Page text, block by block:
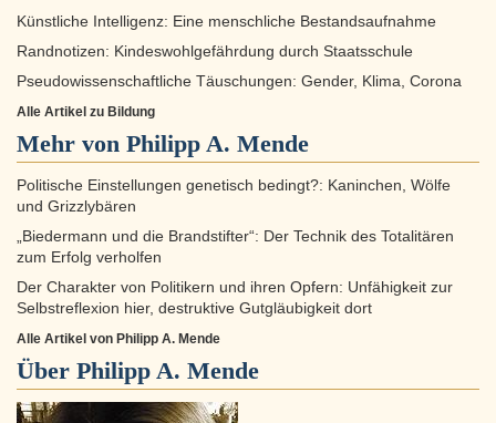
Künstliche Intelligenz: Eine menschliche Bestandsaufnahme
Randnotizen: Kindeswohlgefährdung durch Staatsschule
Pseudowissenschaftliche Täuschungen: Gender, Klima, Corona
Alle Artikel zu Bildung
Mehr von Philipp A. Mende
Politische Einstellungen genetisch bedingt?: Kaninchen, Wölfe
und Grizzlybären
„Biedermann und die Brandstifter“: Der Technik des Totalitären
zum Erfolg verholfen
Der Charakter von Politikern und ihren Opfern: Unfähigkeit zur
Selbstreflexion hier, destruktive Gutgläubigkeit dort
Alle Artikel von Philipp A. Mende
Über Philipp A. Mende